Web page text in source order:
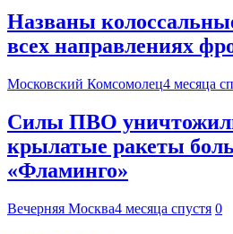
Названы
всех направлениях
Московский Комсомолец4 месяца
Силы ПВО
крылатые ракеты
«Фламинго»
Вечерняя Москва4 месяца спустя 0